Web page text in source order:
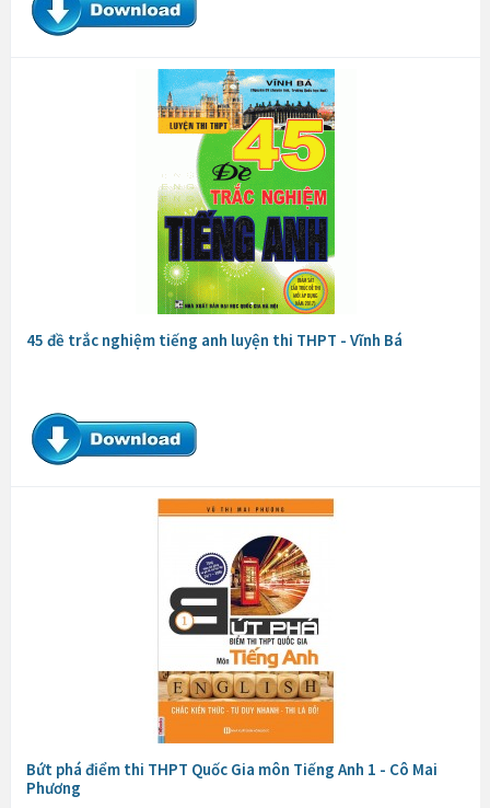
45 đề trắc nghiệm tiếng anh luyện thi THPT - Vĩnh Bá
Bứt phá điểm thi THPT Quốc Gia môn Tiếng Anh 1 - Cô Mai
Phương